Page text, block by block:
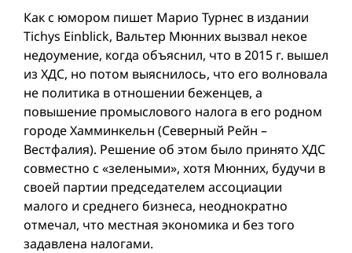
Как с юмором пишет Марио Турнес в издании
Tichys Einblick, Вальтер Мюнних вызвал некое
недоумение, когда объяснил, что в 2015 г. вышел
из ХДС, но потом выяснилось, что его волновала
не политика в отношении беженцев, а
повышение промыслового налога в его родном
городе Хамминкельн (Северный Рейн –
Вестфалия). Решение об этом было принято ХДС
совместно с «зелеными», хотя Мюнних, будучи в
своей партии председателем ассоциации
малого и среднего бизнеса, неоднократно
отмечал, что местная экономика и без того
задавлена налогами.